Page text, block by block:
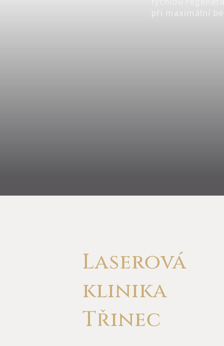
při maximální
Laserová
klinika
Třinec